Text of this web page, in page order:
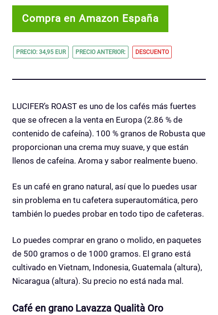
Compra en Amazon España
PRECIO: 34,95 EUR PRECIO ANTERIOR: DESCUENTO
LUCIFER’s ROAST es uno de los cafés más fuertes
que se ofrecen a la venta en Europa (2.86 % de
contenido de cafeína). 100 % granos de Robusta que
proporcionan una crema muy suave, y que están
llenos de cafeína. Aroma y sabor realmente bueno.
Es un café en grano natural, así que lo puedes usar
sin problema en tu cafetera superautomática, pero
también lo puedes probar en todo tipo de cafeteras.
Lo puedes comprar en grano o molido, en paquetes
de 500 gramos o de 1000 gramos. El grano está
cultivado en Vietnam, Indonesia, Guatemala (altura),
Nicaragua (altura). Su precio no está nada mal.
Café en grano Lavazza Qualità Oro